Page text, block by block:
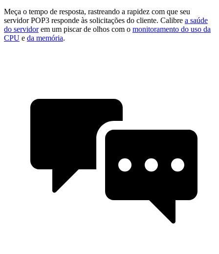
Meça o tempo de resposta, rastreando a rapidez com que seu
servidor POP3 responde às solicitações do cliente. Calibre a saúde
do servidorem um piscar de olhos com o monitoramento do uso da
CPU e da memória.